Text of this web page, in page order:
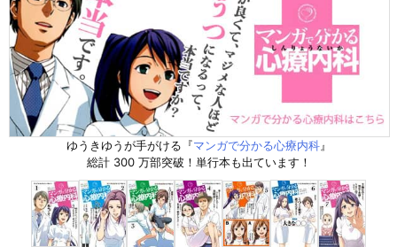
ゆうきゆうが手がける『マンガで分かる心療内科』
総計 300 万部突破！単行本も出ています！